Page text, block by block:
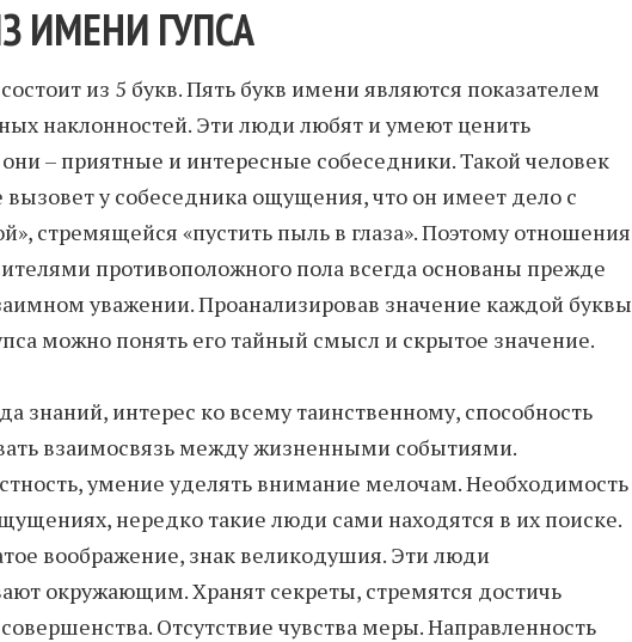
ИМЕНИ ГУПСА
из 5 букв. Пять букв имени являются показателем
наклонностей. Эти люди любят и умеют ценить
они – приятные и интересные собеседники. Такой человек
вызовет у собеседника ощущения, что он имеет дело с
стремящейся «пустить пыль в глаза». Поэтому отношения
противоположного пола всегда основаны прежде
уважении. Проанализировав значение каждой буквы
можно понять его тайный смысл и скрытое значение.
знаний, интерес ко всему таинственному, способность
взаимосвязь между жизненными событиями.
умение уделять внимание мелочам. Необходимость
нередко такие люди сами находятся в их поиске.
воображение, знак великодушия. Эти люди
окружающим. Хранят секреты, стремятся достичь
Отсутствие чувства меры. Направленность